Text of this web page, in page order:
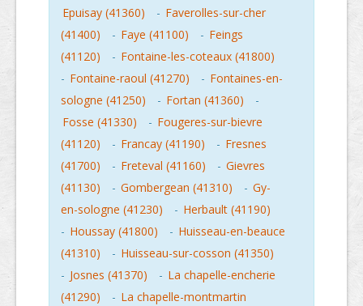
Epuisay (41360)
- Faverolles-sur-cher
(41400)
- Faye (41100) - Feings
(41120)
- Fontaine-les-coteaux (41800)
- Fontaine-raoul (41270) - Fontaines-en-
sologne (41250)
- Fortan (41360)
-
Fosse (41330)
- Fougeres-sur-bievre
(41120)
- Francay (41190) - Fresnes
(41700)
- Freteval (41160) - Gievres
(41130)
- Gombergean (41310) - Gy-
en-sologne (41230)
- Herbault (41190)
- Houssay (41800) - Huisseau-en-beauce
(41310)
- Huisseau-sur-cosson (41350)
- Josnes (41370) - La chapelle-encherie
(41290)
- La chapelle-montmartin